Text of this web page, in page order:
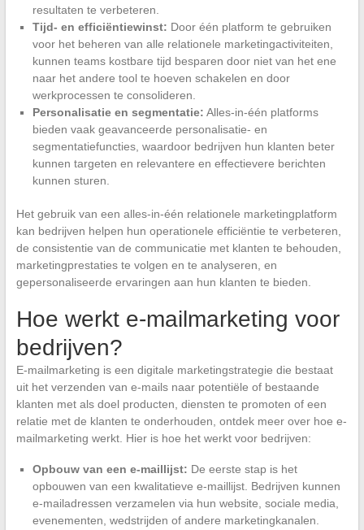
resultaten te verbeteren.
Tijd- en efficiëntiewinst: Door één platform te gebruiken
voor het beheren van alle relationele marketingactiviteiten,
kunnen teams kostbare tijd besparen door niet van het ene
naar het andere tool te hoeven schakelen en door
werkprocessen te consolideren.
Personalisatie en segmentatie: Alles-in-één platforms
bieden vaak geavanceerde personalisatie- en
segmentatiefuncties, waardoor bedrijven hun klanten beter
kunnen targeten en relevantere en effectievere berichten
kunnen sturen.
Het gebruik van een alles-in-één relationele marketingplatform
kan bedrijven helpen hun operationele efficiëntie te verbeteren,
de consistentie van de communicatie met klanten te behouden,
marketingprestaties te volgen en te analyseren, en
gepersonaliseerde ervaringen aan hun klanten te bieden.
Hoe werkt e-mailmarketing voor
bedrijven?
E-mailmarketing is een digitale marketingstrategie die bestaat
uit het verzenden van e-mails naar potentiële of bestaande
klanten met als doel producten, diensten te promoten of een
relatie met de klanten te onderhouden, ontdek meer over hoe e-
mailmarketing werkt. Hier is hoe het werkt voor bedrijven:
Opbouw van een e-maillijst: De eerste stap is het
opbouwen van een kwalitatieve e-maillijst. Bedrijven kunnen
e-mailadressen verzamelen via hun website, sociale media,
evenementen, wedstrijden of andere marketingkanalen.